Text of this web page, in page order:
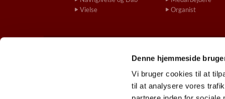
Denne hjemmeside
Vi bruger cookies til at
til at analysere vores
Vielse
Organist
